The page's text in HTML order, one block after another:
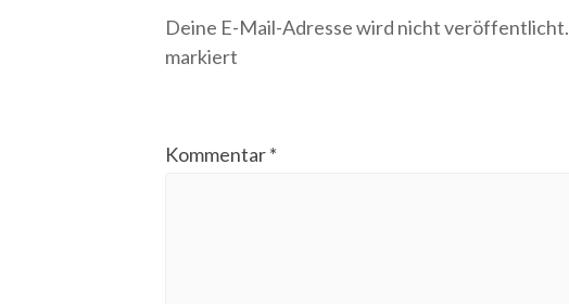
Deine E-Mail-Adresse wird nicht veröffentlicht.
markiert
Kommentar*